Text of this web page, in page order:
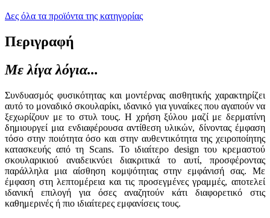
Δες όλα τα προϊόντα της κατηγορίας
Περιγραφή
Με λίγα λόγια...
Συνδυασμός φυσικότητας και μοντέρνας αισθητικής χαρακτηρίζει
αυτό το μοναδικό σκουλαρίκι, ιδανικό για γυναίκες που αγαπούν να
ξεχωρίζουν με το στυλ τους. Η χρήση ξύλου μαζί με δερματίνη
δημιουργεί μια ενδιαφέρουσα αντίθεση υλικών, δίνοντας έμφαση
τόσο στην ποιότητα όσο και στην αυθεντικότητα της χειροποίητης
κατασκευής από τη Scans. Το ιδιαίτερο design του κρεμαστού
σκουλαρικιού αναδεικνύει διακριτικά το αυτί, προσφέροντας
παράλληλα μια αίσθηση κομψότητας στην εμφάνισή σας. Με
έμφαση στη λεπτομέρεια και τις προσεγμένες γραμμές, αποτελεί
ιδανική επιλογή για όσες αναζητούν κάτι διαφορετικό στις
καθημερινές ή πιο ιδιαίτερες εμφανίσεις τους.